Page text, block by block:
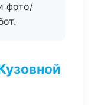
фото/